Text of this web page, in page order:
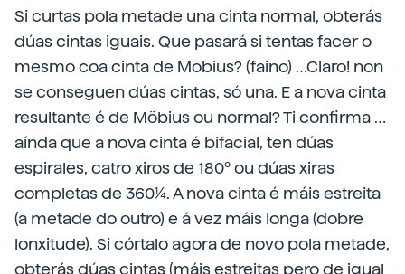
Si curtas pola metade una cinta normal, obterás
dúas cintas iguais. Que pasará si tentas facer o
mesmo coa cinta de Möbius? (faino) …Claro! non
se conseguen dúas cintas, só una. E a nova cinta
resultante é de Möbius ou normal? Ti confirma …
aínda que a nova cinta é bifacial, ten dúas
espirales, catro xiros de 180º ou dúas xiras
completas de 360¼. A nova cinta é máis estreita
(a metade do outro) e á vez máis longa (dobre
lonxitude). Si córtalo agora de novo pola metade,
obterás dúas cintas (máis estreitas pero de igual